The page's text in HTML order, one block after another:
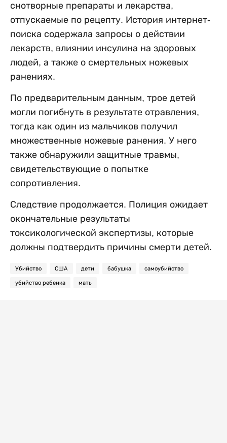
снотворные препараты и лекарства,
отпускаемые по рецепту. История интернет-
поиска содержала запросы о действии
лекарств, влиянии инсулина на здоровых
людей, а также о смертельных ножевых
ранениях.
По предварительным данным, трое детей
могли погибнуть в результате отравления,
тогда как один из мальчиков получил
множественные ножевые ранения. У него
также обнаружили защитные травмы,
свидетельствующие о попытке
сопротивления.
Следствие продолжается. Полиция ожидает
окончательные результаты
токсикологической экспертизы, которые
должны подтвердить причины смерти детей.
Убийство США дети бабушка самоубийство
убийство ребенка мать